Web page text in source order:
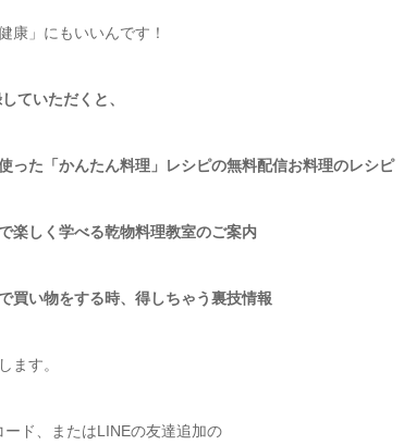
康」にもいいんです！
ていただくと、
った「かんたん料理」レシピの無料配信お料理のレシピ
楽しく学べる乾物料理教室のご案内
買い物をする時、得しちゃう裏技情報
ます。
ード、またはLINEの友達追加の